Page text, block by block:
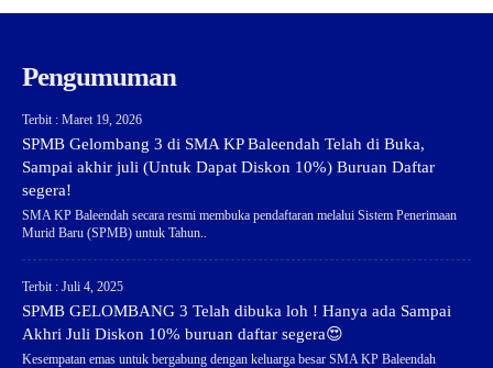
Pengumuman
Terbit : Maret 19, 2026
SPMB Gelombang 3 di SMA KP Baleendah Telah di Buka,
Sampai akhir juli (Untuk Dapat Diskon 10%) Buruan Daftar
segera!
SMA KP Baleendah secara resmi membuka pendaftaran melalui Sistem Penerimaan
Murid Baru (SPMB) untuk Tahun..
Terbit : Juli 4, 2025
SPMB GELOMBANG 3 Telah dibuka loh ! Hanya ada Sampai
Akhri Juli Diskon 10% buruan daftar segera😍
Kesempatan emas untuk bergabung dengan keluarga besar SMA KP Baleendah